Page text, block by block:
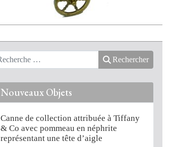
Rechercher
Nouveaux Objets
Canne de collection attribuée à Tiffany
& Co avec pommeau en néphrite
représentant une tête d’aigle